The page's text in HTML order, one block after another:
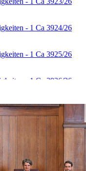
- 1 Ca 3924/26
- 1 Ca 3925/26
- 1 Ca 3926/26
- 9 Ca 4025/26
- 9 Ca 4906/26
- 1 Ca 5148/26